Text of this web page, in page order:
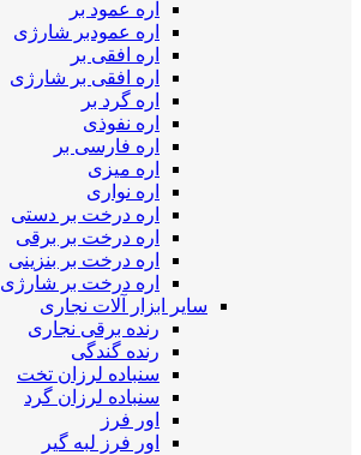
اره عمود بر
اره عمودبر شارژی
اره افقی بر
اره افقی بر شارژی
اره گرد بر
اره نفوذی
اره فارسی بر
اره میزی
اره نواری
اره درخت بر دستی
اره درخت بر برقی
اره درخت بر بنزینی
اره درخت بر شارژی
سایر ابزار آلات نجاری
رنده برقی نجاری
رنده گندگی
سنباده لرزان تخت
سنباده لرزان گرد
اور فرز
اور فرز لبه گیر